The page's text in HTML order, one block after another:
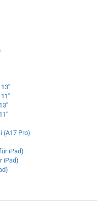
(A17 Pro)
iPad)
iPad)